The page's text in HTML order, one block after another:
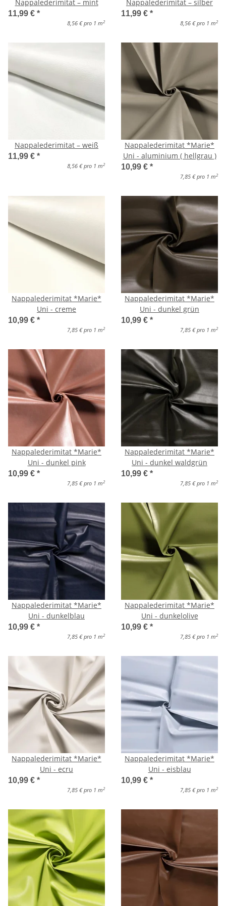
Nappalederimitat – mint
11,99 € *
8,56 € pro 1 m 2
Nappalederimitat – silber
11,99 € *
8,56 € pro 1 m 2
Nappalederimitat – weiß
11,99 € *
8,56 € pro 1 m 2
Nappalederimitat *Marie*
Uni - aluminium ( hellgrau )
10,99 € *
7,85 € pro 1 m 2
Nappalederimitat *Marie*
Uni - creme
10,99 € *
7,85 € pro 1 m 2
Nappalederimitat *Marie*
Uni - dunkel grün
10,99 € *
7,85 € pro 1 m 2
Nappalederimitat *Marie*
Uni - dunkel pink
10,99 € *
7,85 € pro 1 m 2
Nappalederimitat *Marie*
Uni - dunkel waldgrün
10,99 € *
7,85 € pro 1 m 2
Nappalederimitat *Marie*
Uni - dunkelblau
10,99 € *
7,85 € pro 1 m 2
Nappalederimitat *Marie*
Uni - dunkelolive
10,99 € *
7,85 € pro 1 m 2
Nappalederimitat *Marie*
Uni - ecru
10,99 € *
7,85 € pro 1 m 2
Nappalederimitat *Marie*
Uni - eisblau
10,99 € *
7,85 € pro 1 m 2